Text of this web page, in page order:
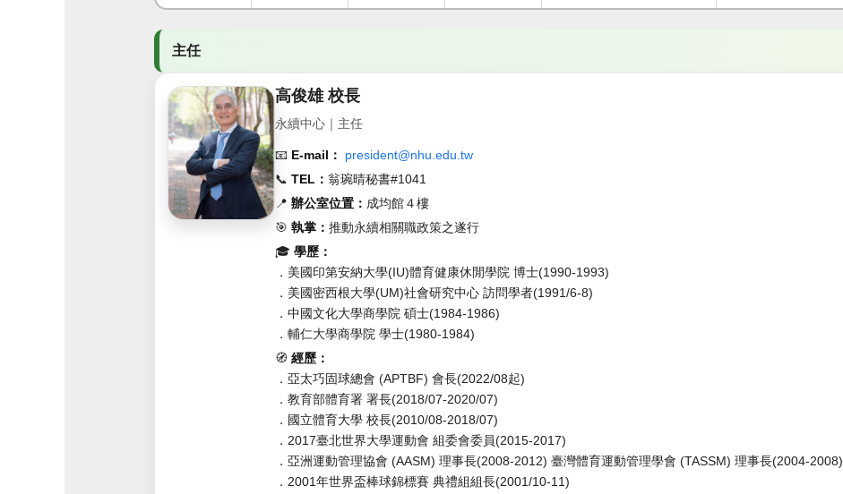
主任
高俊雄 校長
永續中心｜主任
📧 E-mail：
president@nhu.edu.tw
📞 TEL： 翁琬晴秘書#1041
📍 辦公室位置： 成均館４樓
🎯 執掌： 推動永續相關職政策之遂行
🎓 學歷：
．美國印第安納大學(IU)體育健康休閒學院 博士(1990-1993)
．美國密西根大學(UM)社會研究中心 訪問學者(1991/6-8)
．中國文化大學商學院 碩士(1984-1986)
．輔仁大學商學院 學士(1980-1984)
🧭 經歷：
．亞太巧固球總會 (APTBF) 會長(2022/08起)
．教育部體育署 署長(2018/07-2020/07)
．國立體育大學 校長(2010/08-2018/07)
．2017臺北世界大學運動會 組委會委員(2015-2017)
．亞洲運動管理協會 (AASM) 理事長(2008-2012) 臺灣體育運動管理學會 (TASSM) 理事長(2004-2008)
．2001年世界盃棒球錦標賽 典禮組組長(2001/10-11)